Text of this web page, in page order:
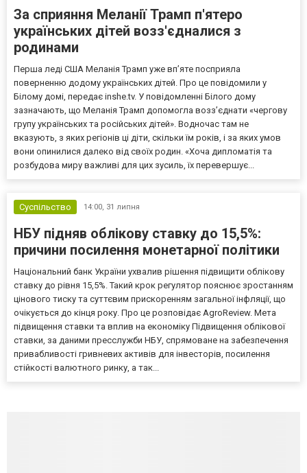
За сприяння Меланії Трамп п'ятеро
українських дітей возз'єдналися з
родинами
Перша леді США Меланія Трамп уже впʼяте посприяла
поверненню додому українських дітей. Про це повідомили у
Білому домі, передає inshe.tv. У повідомленні Білого дому
зазначають, що Меланія Трамп допомогла возз’єднати «чергову
групу українських та російських дітей». Водночас там не
вказують, з яких регіонів ці діти, скільки їм років, і за яких умов
вони опинилися далеко від своїх родин. «Хоча дипломатія та
розбудова миру важливі для цих зусиль, їх перевершує...
Суспільство 14:00, 31 липня
НБУ підняв облікову ставку до 15,5%:
причини посилення монетарної політики
Національний банк України ухвалив рішення підвищити облікову
ставку до рівня 15,5%. Такий крок регулятор пояснює зростанням
цінового тиску та суттєвим прискоренням загальної інфляції, що
очікується до кінця року. Про це розповідає AgroReview. Мета
підвищення ставки та вплив на економіку Підвищення облікової
ставки, за даними пресслужби НБУ, спрямоване на забезпечення
привабливості гривневих активів для інвесторів, посилення
стійкості валютного ринку, а так...